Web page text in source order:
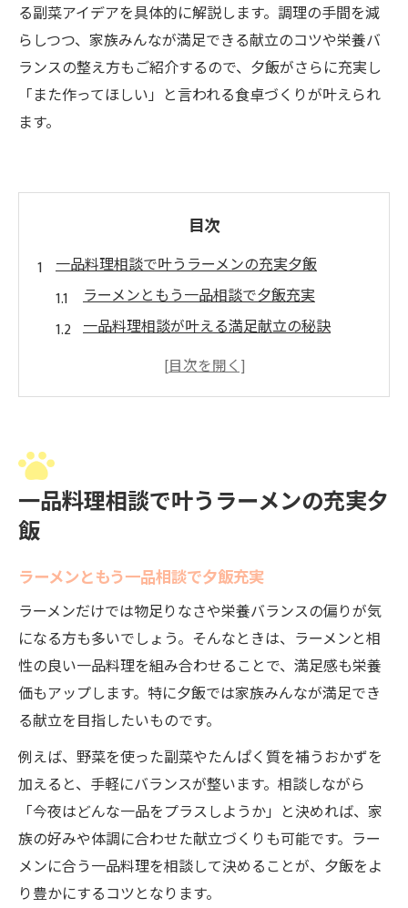
る副菜アイデアを具体的に解説します。調理の手間を減
らしつつ、家族みんなが満足できる献立のコツや栄養バ
ランスの整え方もご紹介するので、夕飯がさらに充実し
「また作ってほしい」と言われる食卓づくりが叶えられ
ます。
目次
一品料理相談で叶うラーメンの充実夕飯
ラーメンともう一品相談で夕飯充実
一品料理相談が叶える満足献立の秘訣
相談で見つけるラーメン副菜の定番例
ラーメン献立も相談で新定番を発見
一品料理相談から生まれる副菜の工夫
ラーメン定番副菜を相談でワンランクアッ
プ
さっぱり副菜がラーメン献立を格上げ
相談によるさっぱり副菜で献立格上げ
ラーメンとさっぱり副菜の相談効果
一品料理相談が叶える爽やか副菜選び
相談で見つかるラーメン副菜のさっぱり感
夕飯相談でさっぱり副菜をプラスする方法
今日の夕飯にラーメンともう一品を提案
夕飯相談でラーメンともう一品を提案
一品料理相談で叶うラーメンの充実夕
飯
ラーメンともう一品相談で夕飯充実
ラーメンだけでは物足りなさや栄養バランスの偏りが気
になる方も多いでしょう。そんなときは、ラーメンと相
性の良い一品料理を組み合わせることで、満足感も栄養
価もアップします。特に夕飯では家族みんなが満足でき
る献立を目指したいものです。
例えば、野菜を使った副菜やたんぱく質を補うおかずを
加えると、手軽にバランスが整います。相談しながら
「今夜はどんな一品をプラスしようか」と決めれば、家
族の好みや体調に合わせた献立づくりも可能です。ラー
メンに合う一品料理を相談して決めることが、夕飯をよ
り豊かにするコツとなります。